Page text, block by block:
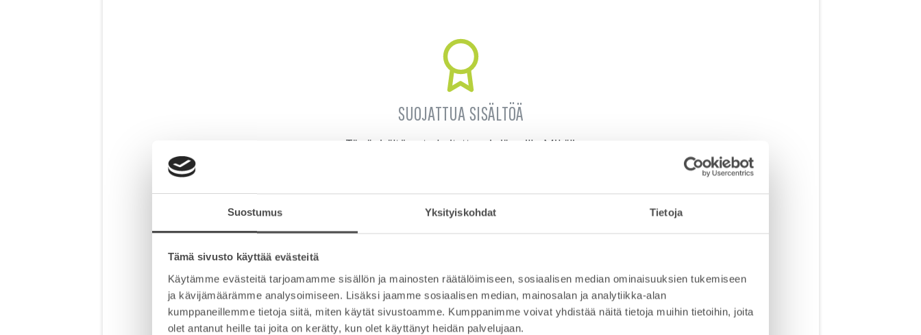
Suostumus Yksityiskohdat Tietoja
Tämä sivusto käyttää evästeitä
Käytämme evästeitä tarjoamamme sisällön ja mainosten räätälöimiseen, sosiaalisen median ominaisuuksien tukemiseen
ja kävijämäärämme analysoimiseen. Lisäksi jaamme sosiaalisen median, mainosalan ja analytiikka-alan
kumppaneillemme tietoja siitä, miten käytät sivustoamme. Kumppanimme voivat yhdistää näitä tietoja muihin tietoihin, joita
olet antanut heille tai joita on kerätty, kun olet käyttänyt heidän palvelujaan.
SUOJATTUA SISÄLTÖÄ
Tämä sisältö on tarkoitettu vain jäsenille. Mikäli
KIRJAUDU SISÄÄN